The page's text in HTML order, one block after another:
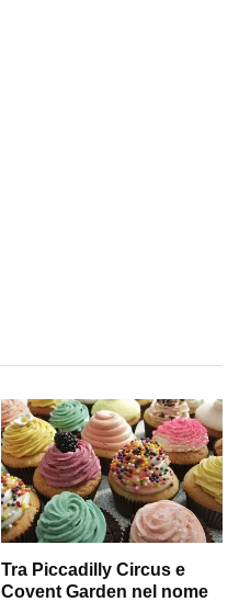
Tra Piccadilly Circus e
Covent Garden nel nome